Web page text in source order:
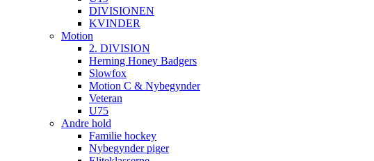
DIVISIONEN
KVINDER
Motion
2. DIVISION
Herning Honey Badgers
Slowfox
Motion C & Nybegynder
Veteran
U75
Andre hold
Familie hockey
Nybegynder piger